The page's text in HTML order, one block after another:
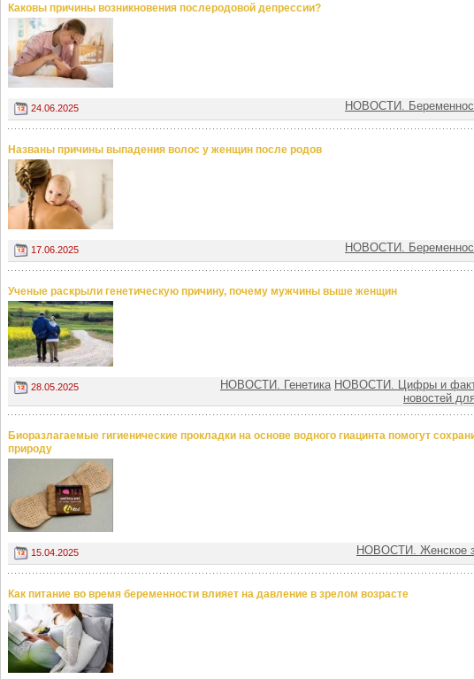
Каковы причины возникновения послеродовой депрессии?
24.06.2025 НОВОСТИ.
Названы причины выпадения волос у женщин после родов
17.06.2025 НОВОСТИ.
Ученые раскрыли генетическую причину, почему мужчины выше женщин
28.05.2025 НОВОСТИ. Генетика НОВОСТИ. Цифры и
новостей
Биоразлагаемые гигиенические прокладки на основе водного гиацинта помогут
природу
15.04.2025 НОВОСТИ. Женское
Как питание во время беременности влияет на давление в зрелом возрасте